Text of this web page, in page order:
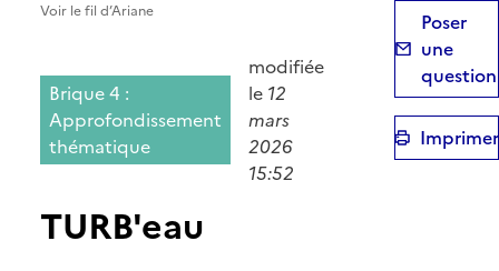
Voir le fil d’Ariane
Brique 4 :
Approfondissement
thématique
modifiée
le 12
mars
2026
15:52
TURB'eau
Poser
une
question
Imprimer